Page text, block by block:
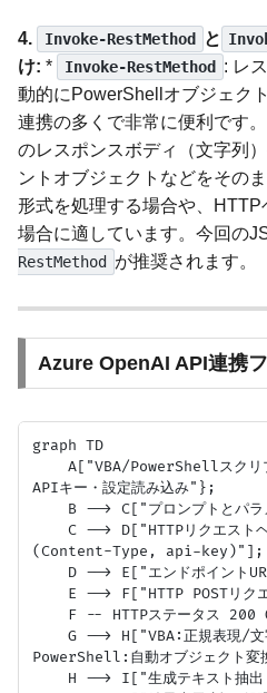
4. Invoke-RestMethod と
け: * Invoke-RestMethod
: レ
動的にPowerShellオブジェク
連携の多くで非常に便利です
のレスポンスボディ（文字列
ントオブジェクトなどをその
形式を処理する場合や、
場合に適しています。今回の
RestMethod
が推奨されます。
Azure OpenAI API連携
graph TD
A["VBA/PowerShellスクリ
APIキー・設定読み込み"};
B --> C["プロンプトとパラ
C --> D["HTTPリクエスト
(Content-Type, api-key)"];
D --> E["エンドポイント
E --> F["HTTP POSTリクエ
F -- HTTPステータス 200
G --> H["VBA:正規表現/文
PowerShell:自動オブジェクト
H --> I["生成テキスト抽出